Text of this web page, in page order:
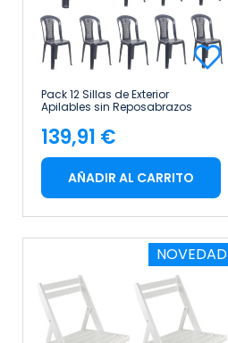
Pack 12 Sillas de Exterior
Apilables sin Reposabrazos
Precio
139,91 €
AÑADIR AL CARRITO
NOVEDAD